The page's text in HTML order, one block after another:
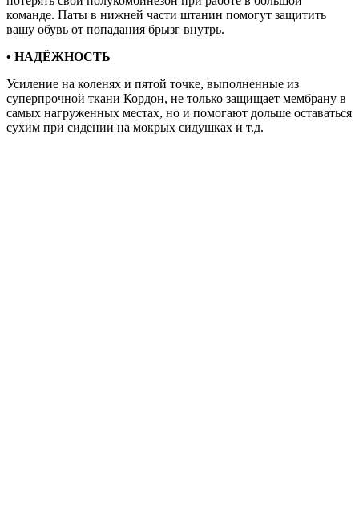
команде. Паты в нижней части штанин помогут защитить
вашу обувь от попадания брызг внутрь.
• НАДЁЖНОСТЬ
Усиление на коленях и пятой точке, выполненные из
суперпрочной ткани Кордон, не только защищает мембрану в
самых нагруженных местах, но и помогают дольше оставаться
сухим при сидении на мокрых сидушках и т.д.